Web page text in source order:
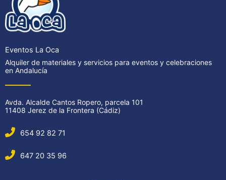
Eventos La Oca
Alquiler de materiales y servicios para eventos y celebraciones
en Andalucía
Avda. Alcalde Cantos Ropero, parcela 101
11408 Jerez de la Frontera (Cádiz)
654 92 82 71
647 20 35 96